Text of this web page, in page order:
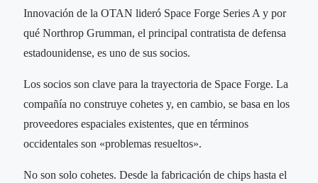
Innovación de la OTAN lideró Space Forge Series A y por
qué Northrop Grumman, el principal contratista de defensa
estadounidense, es uno de sus socios.
Los socios son clave para la trayectoria de Space Forge. La
compañía no construye cohetes y, en cambio, se basa en los
proveedores espaciales existentes, que en términos
occidentales son «problemas resueltos».
No son solo cohetes. Desde la fabricación de chips hasta el